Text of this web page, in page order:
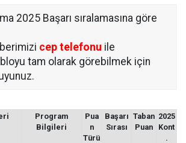
2025 Başarı sıralamasına göre
cep telefonu ile
tam olarak görebilmek için
Program
Bilgileri
Pua
n
Türü
Başarı
Sırası
Taban
Puan
2025
Kont
.